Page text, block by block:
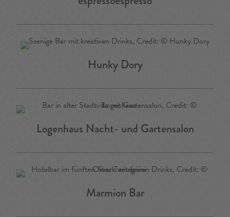
Hunky Dory
Logenhaus Nacht- und Gartensalon
Marmion Bar